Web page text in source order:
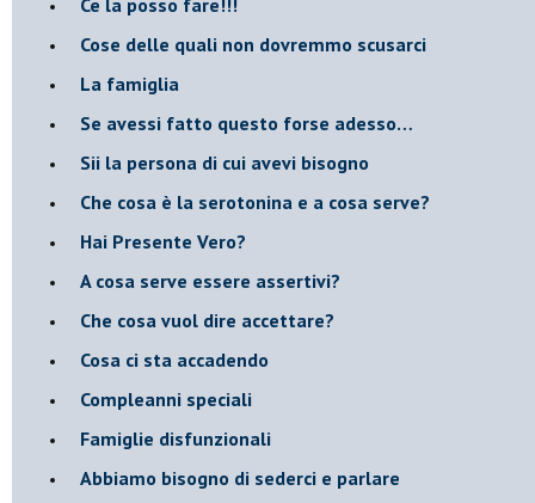
​Cose delle quali non dovremmo scusarci
​La famiglia
​Se avessi fatto questo forse adesso…
​Sii la persona di cui avevi bisogno
Che cosa è la serotonina e a cosa serve?
​Hai Presente Vero?
A cosa serve essere assertivi?
​Che cosa vuol dire accettare?
​Cosa ci sta accadendo
​Compleanni speciali
​Famiglie disfunzionali
​Abbiamo bisogno di sederci e parlare